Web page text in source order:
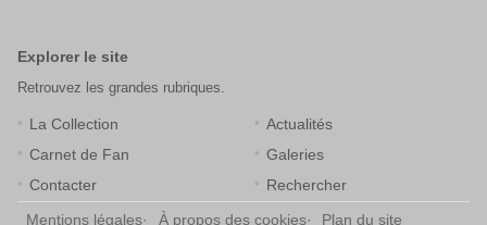
Explorer le site
Retrouvez les grandes rubriques.
La Collection
Actualités
Carnet de Fan
Galeries
Contacter
Rechercher
Mentions légales À propos des cookies Plan du site